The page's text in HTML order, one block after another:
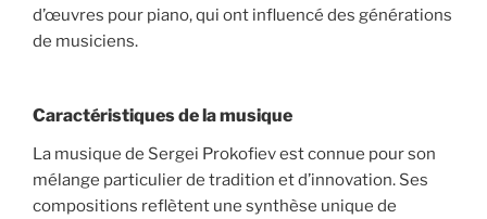
d’œuvres pour piano, qui ont influencé des générations
de musiciens.
Caractéristiques de la musique
La musique de Sergei Prokofiev est connue pour son
mélange particulier de tradition et d’innovation. Ses
compositions reflètent une synthèse unique de